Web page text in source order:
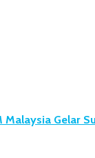
Malaysia Gelar